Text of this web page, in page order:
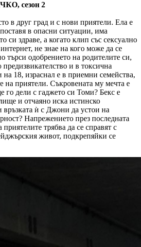
сезон 2
в друг град и с нови приятели. Ела е
в опасни ситуации, има
си здраве, а когато клип със сексуално
не знае на кого може да се
търси одобрението на родителите си,
предизвикателство и в токсична
18, израснал е в приемни семейства,
на приятели. Съкровената му мечта е
го дели с гаджето си Томи? Бекс е
и отчаяно иска истинско
ѝ с Джони да устои на
Напрежението през последната
приятелите трябва да се справят с
живот, подкрепяйки се